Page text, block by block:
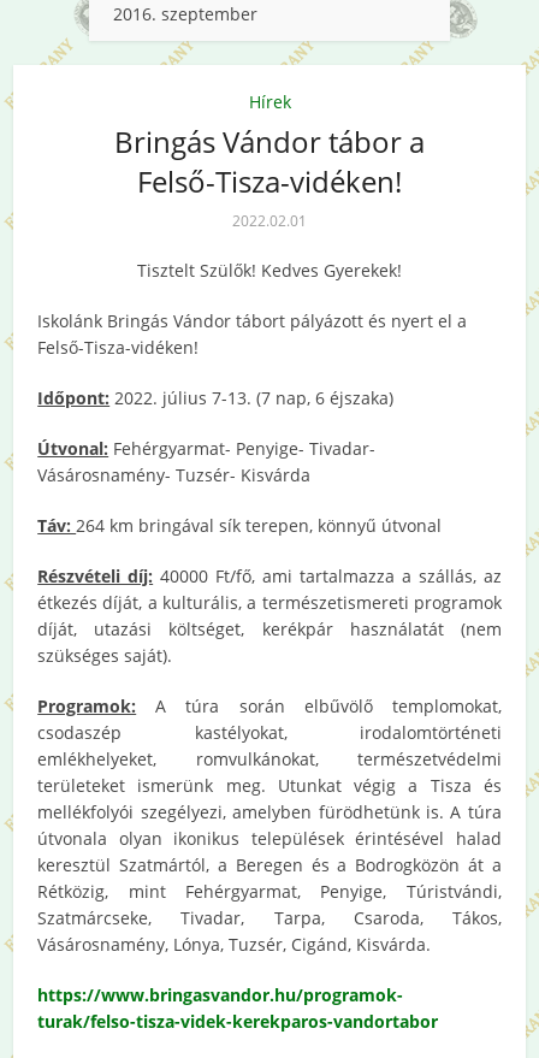
2016. szeptember
Hírek
Bringás Vándor tábor a
Felső-Tisza-vidéken!
2022.02.01
Tisztelt Szülők! Kedves Gyerekek!
Iskolánk Bringás Vándor tábort pályázott és nyert el a
Felső-Tisza-vidéken!
Időpont: 2022. július 7-13. (7 nap, 6 éjszaka)
Útvonal: Fehérgyarmat- Penyige- Tivadar-
Vásárosnamény- Tuzsér- Kisvárda
Táv: 264 km bringával sík terepen, könnyű útvonal
Részvételi díj: 40000 Ft/fő, ami tartalmazza a szállás, az
étkezés díját, a kulturális, a természetismereti programok
díját, utazási költséget, kerékpár használatát (nem
szükséges saját).
Programok: A túra során elbűvölő templomokat,
csodaszép kastélyokat, irodalomtörténeti
emlékhelyeket, romvulkánokat, természetvédelmi
területeket ismerünk meg. Utunkat végig a Tisza és
mellékfolyói szegélyezi, amelyben fürödhetünk is. A túra
útvonala olyan ikonikus települések érintésével halad
keresztül Szatmártól, a Beregen és a Bodrogközön át a
Rétközig, mint Fehérgyarmat, Penyige, Túristvándi,
Szatmárcseke, Tivadar, Tarpa, Csaroda, Tákos,
Vásárosnamény, Lónya, Tuzsér, Cigánd, Kisvárda.
https://www.bringasvandor.hu/programok-
turak/felso-tisza-videk-kerekparos-vandortabor